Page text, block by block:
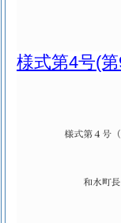
様式第4号(